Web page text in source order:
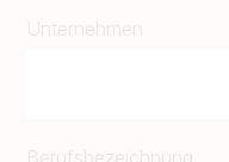
Unternehmen
Berufsbezeichnung